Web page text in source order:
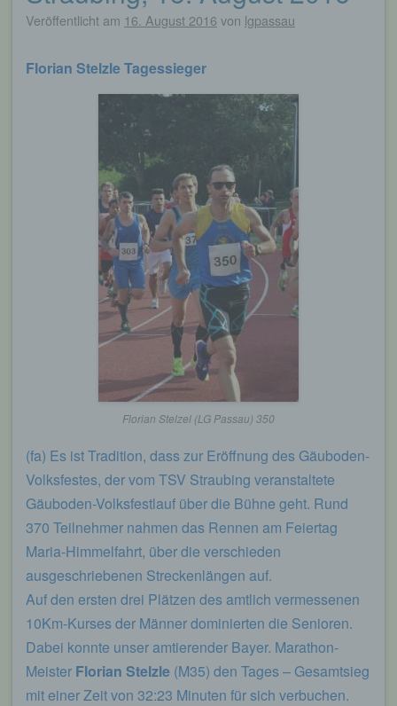
Veröffentlicht am 16. August 2016 von lgpassau
Florian Stelzle Tagessieger
Florian Stelzel (LG Passau) 350
(fa) Es ist Tradition, dass zur Eröffnung des Gäuboden-
Volksfestes, der vom TSV Straubing veranstaltete
Gäuboden-Volksfestlauf über die Bühne geht. Rund
370 Teilnehmer nahmen das Rennen am Feiertag
Maria-Himmelfahrt, über die verschieden
ausgeschriebenen Streckenlängen auf.
Auf den ersten drei Plätzen des amtlich vermessenen
10Km-Kurses der Männer dominierten die Senioren.
Dabei konnte unser amtierender Bayer. Marathon-
Meister Florian Stelzle (M35) den Tages – Gesamtsieg
mit einer Zeit von 32:23 Minuten für sich verbuchen.